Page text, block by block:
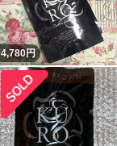
4,780円